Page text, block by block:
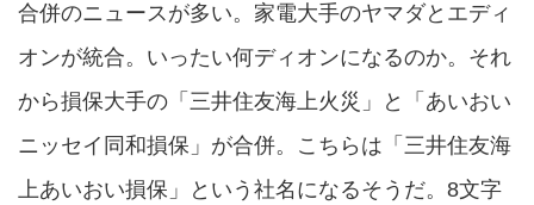
合併のニュースが多い。家電大手のヤマダとエディ
オンが統合。いったい何ディオンになるのか。それ
から損保大手の「三井住友海上火災」と「あいおい
ニッセイ同和損保」が合併。こちらは「三井住友海
上あいおい損保」という社名になるそうだ。8文字